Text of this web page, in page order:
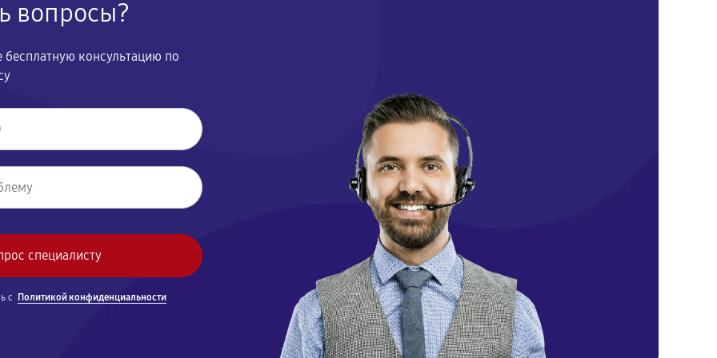
от 90 мин
от 80 мин
от 60 мин Заказать
от 30 мин Заказать
вопросы?
бесплатную консультацию по
с Политикой конфиденциальности